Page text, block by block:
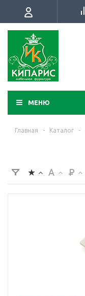
МЕНЮ
Главная - Каталог -